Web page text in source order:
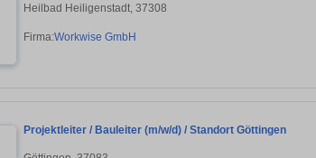
Heilbad Heiligenstadt, 37308
Firma:Workwise GmbH
Projektleiter / Bauleiter (m/w/d) / Standort Göttingen